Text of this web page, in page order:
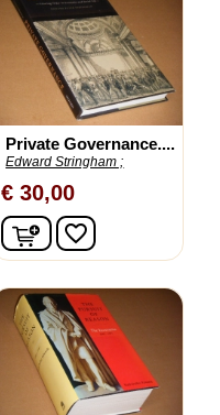
Private Governance....
Edward Stringham ;
€ 30,00
In winkelwagen
favorite_border